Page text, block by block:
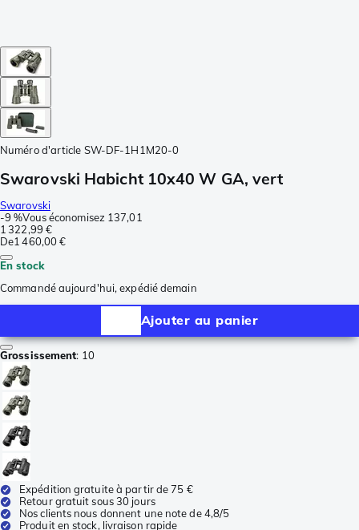
Numéro d'article SW-DF-1H1M20-0
Swarovski Habicht 10x40 W GA, vert
Swarovski
-9 %Vous économisez 137,01
1 322,99 €
De1 460,00 €
En stock
Commandé aujourd'hui, expédié demain
Ajouter au panier
Grossissement: 10
Expédition gratuite à partir de 75 €
Retour gratuit sous 30 jours
Nos clients nous donnent une note de 4,8/5
Produit en stock, livraison rapide